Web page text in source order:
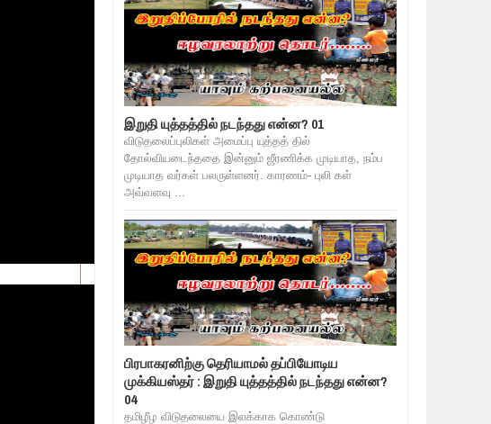
இறுதி யுத்தத்தில் நடந்தது என்ன? 01
விடுதலைப்புலிகள் அமைப்பு யுத்தத் தில்
தோல்வியடைந்ததை இன்னும் ஜீரணிக்க முடியாத, நம்ப
முடியாத வர்கள் பலருள்ளனர். காரணம்- புலி கள்
அவ்வளவு ...
பிரபாகரனிற்கு தெரியாமல் தப்பியோடிய
முக்கியஸ்தர் : இறுதி யுத்தத்தில் நடந்தது என்ன?
04
தமிழீழ விடுதலையை இலக்காக கொண்டு